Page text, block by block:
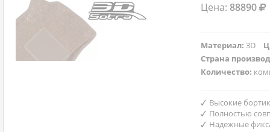
Цена:88890
Материал:3D
Страна
Количество:
Высокие
Полностью
Надежные